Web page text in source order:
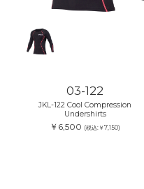
03-122
JKL-122 Cool Compression
Undershirts
￥6,500 (税込:￥7,150)